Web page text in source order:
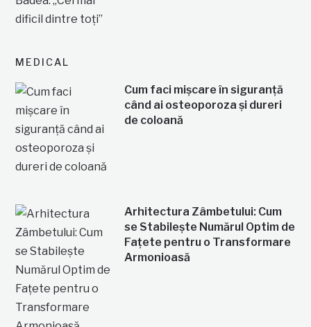
MEDICAL
Cum faci mișcare în siguranță
când ai osteoporoza și dureri
de coloană
Arhitectura Zâmbetului: Cum
se Stabilește Numărul Optim de
Fațete pentru o Transformare
Armonioasă